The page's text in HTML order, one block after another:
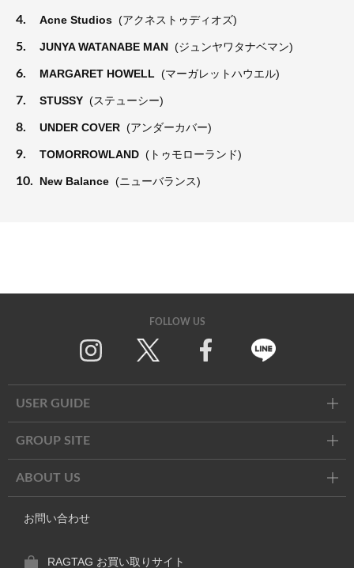
4. Acne Studios (アクネストゥディオズ)
5. JUNYA WATANABE MAN (ジュンヤワタナベマン)
6. MARGARET HOWELL (マーガレットハウエル)
7. STUSSY (ステューシー)
8. UNDER COVER (アンダーカバー)
9. TOMORROWLAND (トゥモローランド)
10. New Balance (ニューバランス)
FOLLOW US
USER GUIDE
GROUP SITE
ABOUT US
お問い合わせ
RAGTAG お買い取りサイト